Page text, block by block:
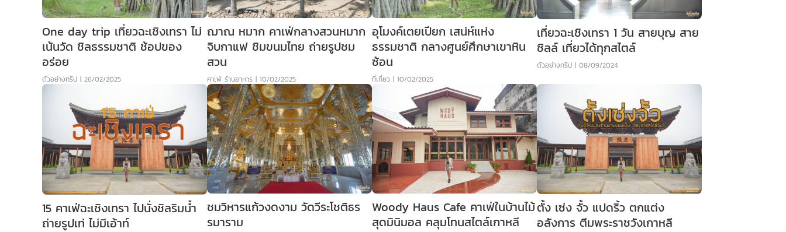
One day trip เที่ยวฉะเชิงเทรา ไม่
เน้นวัด ชิลธรรมชาติ ช้อปของ
อร่อย
ตัวอย่างทริป | 26/02/2025
ฌาณ หมาก คาเฟ่กลางสวนหมาก
จิบกาแฟ ชิมขนมไทย ถ่ายรูปชม
สวน
คาเฟ่ ร้านอาหาร | 10/02/2025
อุโมงค์เตยเปียก เสน่ห์แห่ง
ธรรมชาติ กลางศูนย์ศึกษาเขาหิน
ซ้อน
ที่เที่ยว | 10/02/2025
เที่ยวฉะเชิงเทรา 1 วัน สายบุญ สาย
ชิลล์ เที่ยวได้ทุกสไตล์
ตัวอย่างทริป | 08/09/2024
15 คาเฟ่ฉะเชิงเทรา ไปนั่งชิลริมน้ำ
ถ่ายรูปเท่ ไม่มีเอ้าท์
ชมวิหารแก้วงดงาม วัดวีระโชติธร
รมาราม
Woody Haus Cafe คาเฟ่ในบ้านไม้
สุดมินิมอล คลุมโทนสไตล์เกาหลี
ตั้ง เซ่ง จั้ว แปดริ้ว ตกแต่ง
อลังการ ตีมพระราชวังเกาหลี